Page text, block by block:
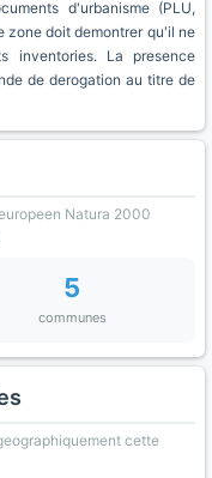
d'urbanisme (PLU,
zone doit demontrer qu'il ne
inventories. La presence
de derogation au titre de
Natura 2000
5
communes
cette